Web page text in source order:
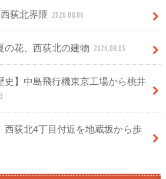
荻北界隈 2026.08.06
花、西荻北の建物 2026.08.05
史】中島飛行機東京工場から桃井
荻北4丁目付近を地蔵坂から歩